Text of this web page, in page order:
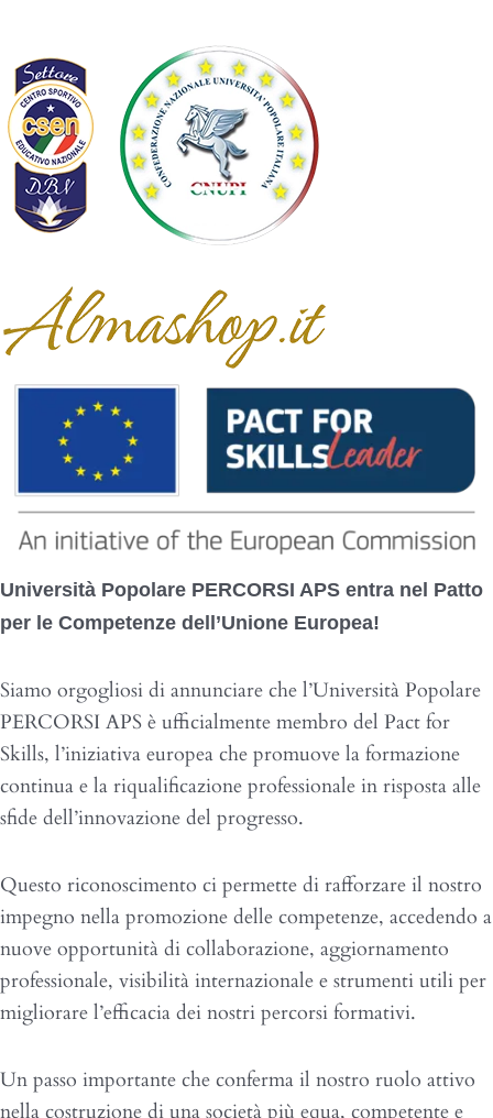
Università Popolare PERCORSI APS entra nel Patto
per le Competenze dell’Unione Europea!
Siamo orgogliosi di annunciare che l’Università Popolare
PERCORSI APS è ufficialmente membro del Pact for
Skills, l’iniziativa europea che promuove la formazione
continua e la riqualificazione professionale in risposta alle
sfide dell’innovazione del progresso.
Questo riconoscimento ci permette di rafforzare il nostro
impegno nella promozione delle competenze, accedendo a
nuove opportunità di collaborazione, aggiornamento
professionale, visibilità internazionale e strumenti utili per
migliorare l’efficacia dei nostri percorsi formativi.
Un passo importante che conferma il nostro ruolo attivo
nella costruzione di una società più equa, competente e